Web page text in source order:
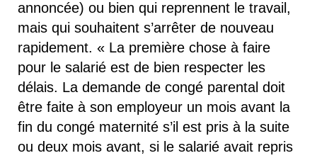
annoncée) ou bien qui reprennent le travail,
mais qui souhaitent s’arrêter de nouveau
rapidement. « La première chose à faire
pour le salarié est de bien respecter les
délais. La demande de congé parental doit
être faite à son employeur un mois avant la
fin du congé maternité s’il est pris à la suite
ou deux mois avant, si le salarié avait repris